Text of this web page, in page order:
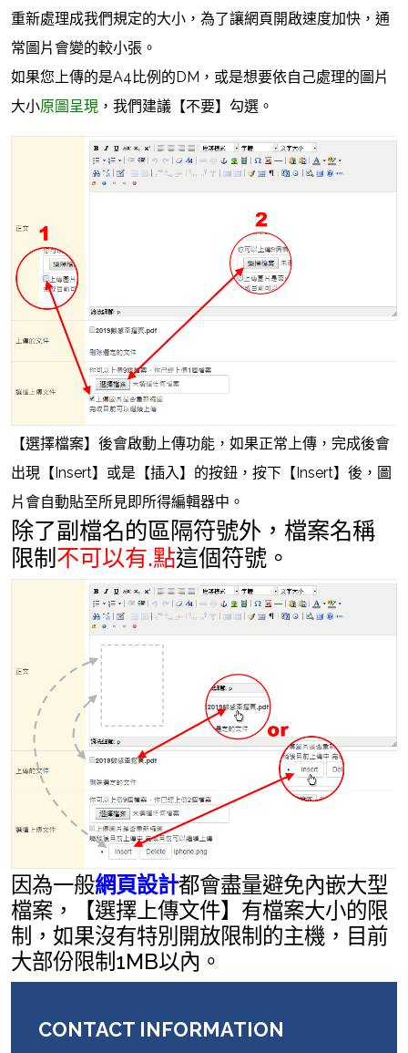
重新處理成我們規定的大小，為了讓網頁開啟速度加快，通
常圖片會變的較小張。
如果您上傳的是A4比例的DM，或是想要依自己處理的圖片
大小原圖呈現 ，我們建議【不要】勾選。
【選擇檔案】後會啟動上傳功能，如果正常上傳，完成後會
出現【Insert】或是【插入】的按鈕，按下【Insert】後，圖
片會自動貼至所見即所得編輯器中。
除了副檔名的區隔符號外，檔案名稱
限制 不可以有.點這個符號。
因為一般網頁設計都會盡量避免內嵌大型
檔案，【選擇上傳文件】有檔案大小的限
制，如果沒有特別開放限制的主機，目前
大部份限制1MB以內。
CONTACT INFORMATION